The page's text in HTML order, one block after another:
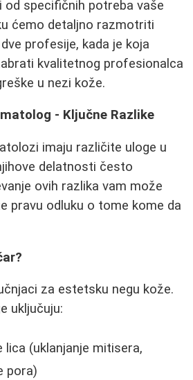
od specifičnih potreba vaše
ćemo detaljno razmotriti
profesije, kada je koja
kvalitetnog profesionalca
u nezi kože.
- Ključne Razlike
imaju različite uloge u
delatnosti često
ovih razlika vam može
pravu odluku o tome kome da
za estetsku negu kože.
uključuju:
lica (uklanjanje mitisera,
pora)